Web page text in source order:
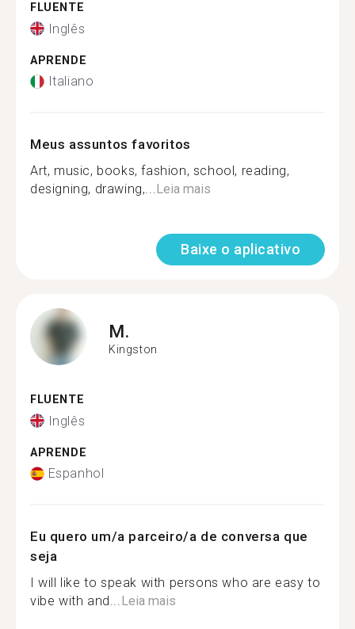
FLUENTE
Inglês
APRENDE
Italiano
Meus assuntos favoritos
Art, music, books, fashion, school, reading,
designing, drawing,...Leia mais
Baixe o aplicativo
M.
Kingston
FLUENTE
Inglês
APRENDE
Espanhol
Eu quero um/a parceiro/a de conversa que
seja
I will like to speak with persons who are easy to
vibe with and...Leia mais